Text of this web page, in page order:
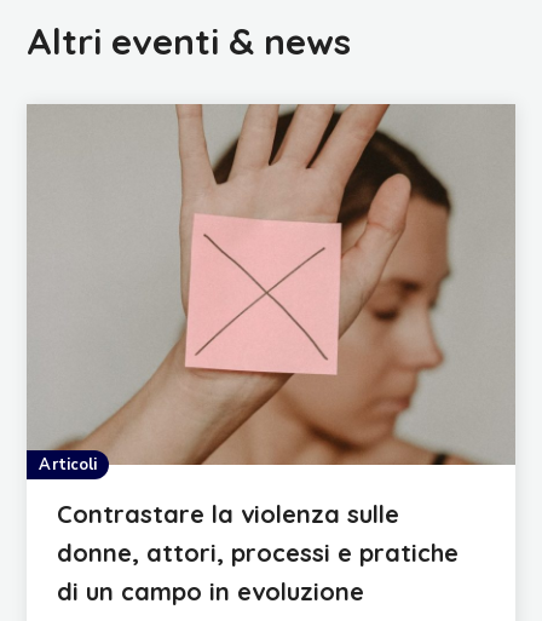
Altri eventi & news
Articoli
Contrastare la violenza sulle
donne, attori, processi e pratiche
di un campo in evoluzione